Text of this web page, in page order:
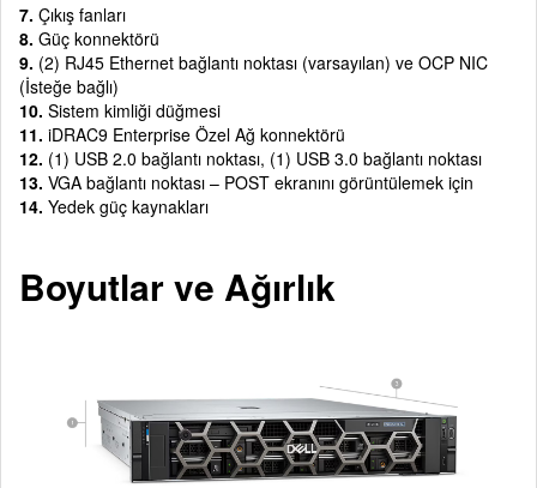
7. Çıkış fanları
8. Güç konnektörü
9. (2) RJ45 Ethernet bağlantı noktası (varsayılan) ve OCP NIC
(İsteğe bağlı)
10. Sistem kimliği düğmesi
11. iDRAC9 Enterprise Özel Ağ konnektörü
12. (1) USB 2.0 bağlantı noktası, (1) USB 3.0 bağlantı noktası
13. VGA bağlantı noktası – POST ekranını görüntülemek için
14. Yedek güç kaynakları
Boyutlar ve Ağırlık